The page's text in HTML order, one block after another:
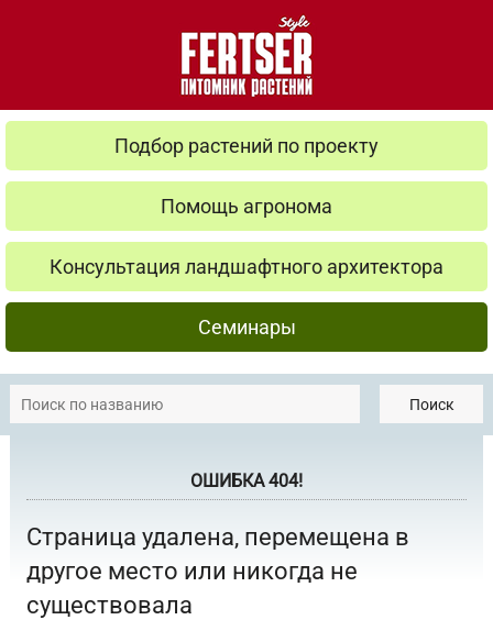
Подбор растений по проекту
Помощь агронома
Консультация ландшафтного архитектора
Семинары
Поиск
ОШИБКА 404!
Страница удалена, перемещена в
другое место или никогда не
существовала